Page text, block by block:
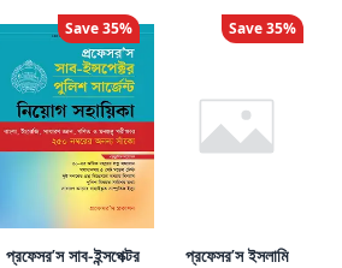
Save35%
প্রফেসর’স সাব-ইন্সপেক্টর
Save35%
প্রফেসর’স ইসলামি